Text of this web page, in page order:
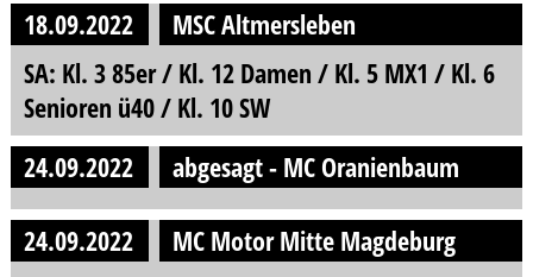
18.09.2022
MSC Altmersleben
SA: Kl. 3 85er / Kl. 12 Damen / Kl. 5 MX1 / Kl. 6
Senioren ü40 / Kl. 10 SW
24.09.2022
abgesagt - MC Oranienbaum
24.09.2022
MC Motor Mitte Magdeburg